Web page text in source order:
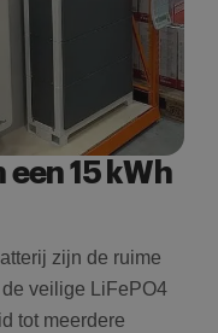
een 15 kWh
zijn de ruime
veilige LiFePO4
tot meerdere